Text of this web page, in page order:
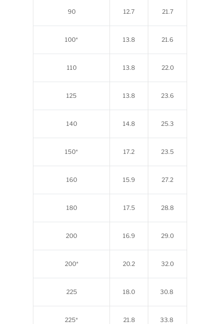
90 12.7 21.7
100* 13.8 21.6
110 13.8 22.0
125 13.8 23.6
140 14.8 25.3
150* 17.2 23.5
160 15.9 27.2
180 17.5 28.8
200 16.9 29.0
200* 20.2 32.0
225 18.0 30.8
225* 21.8 33.8